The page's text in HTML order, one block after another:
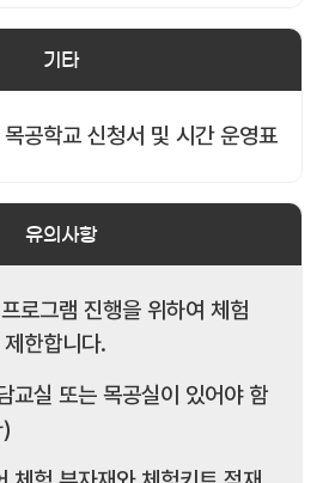
기타
공학교 신청서 및 시간 운영표
유의사항
로그램 진행을 위하여 체험
한합니다.
교실 또는 목공실이 있어야 함